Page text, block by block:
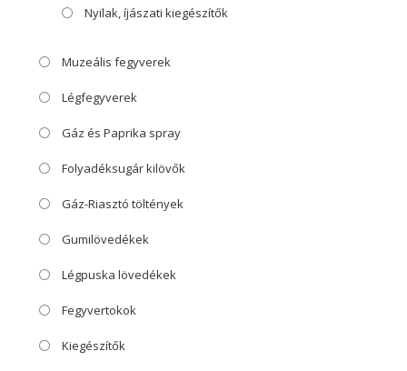
Nyilak, íjászati kiegészítők
Muzeális fegyverek
Légfegyverek
Gáz és Paprika spray
Folyadéksugár kilövők
Gáz-Riasztó töltények
Gumilövedékek
Légpuska lövedékek
Fegyvertokok
Kiegészítők